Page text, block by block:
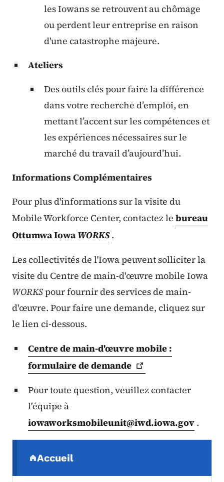
les Iowans se retrouvent au chômage
ou perdent leur entreprise en raison
d'une catastrophe majeure.
Ateliers
Des outils clés pour faire la différence
dans votre recherche d’emploi, en
mettant l’accent sur les compétences et
les expériences nécessaires sur le
marché du travail d’aujourd’hui.
Informations Complémentaires
Pour plus d'informations sur la visite du
Mobile Workforce Center, contactez le bureau
Ottumwa Iowa WORKS.
Les collectivités de l'Iowa peuvent solliciter la
visite du Centre de main-d'œuvre mobile Iowa
WORKSpour fournir des services de main-
d'œuvre. Pour faire une demande, cliquez sur
le lien ci-dessous.
Centre de main-d'œuvre mobile :
formulaire dedemande
Pour toute question, veuillez contacter
l'équipe à
iowaworksmobileunit@iwd.iowa.gov .
Accueil
(parent section)